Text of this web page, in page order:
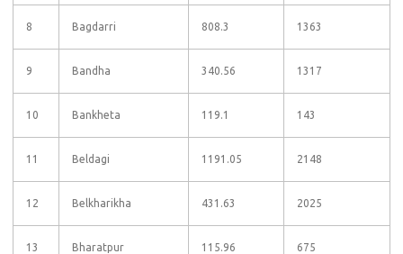
8 Bagdarri 808.3 1363
9 Bandha 340.56 1317
10 Bankheta 119.1 143
11 Beldagi 1191.05 2148
12 Belkharikha 431.63 2025
13 Bharatpur 115.96 675